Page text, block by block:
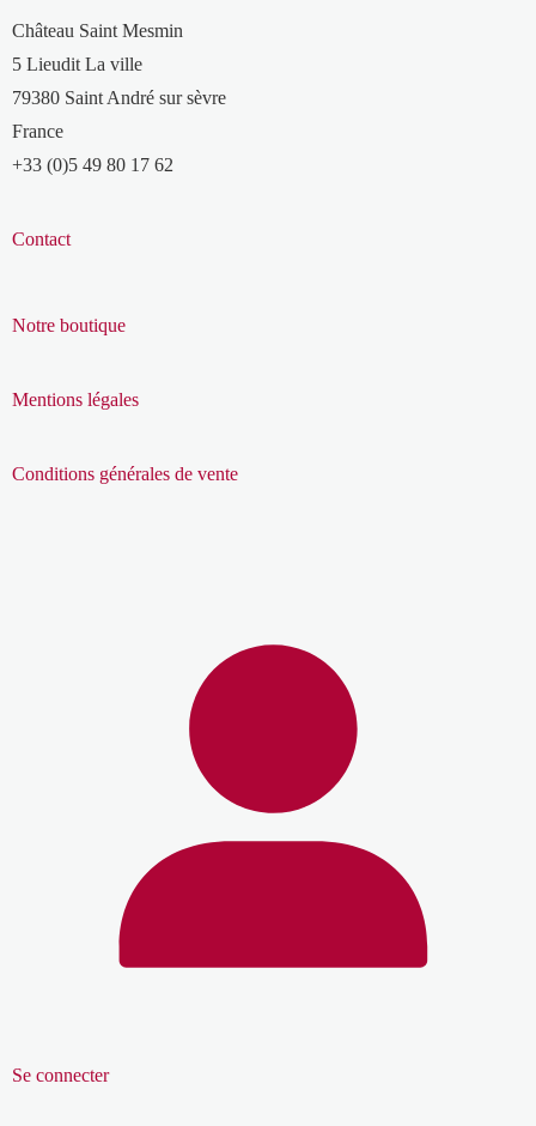
Château Saint Mesmin
5 Lieudit La ville
79380 Saint André sur sèvre
France
+33 (0)5 49 80 17 62
Contact
Notre boutique
Mentions légales
Conditions générales de vente
Se connecter